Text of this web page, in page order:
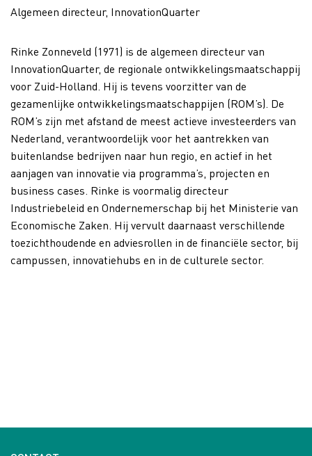
Algemeen directeur, InnovationQuarter
Rinke Zonneveld (1971) is de algemeen directeur van
InnovationQuarter, de regionale ontwikkelingsmaatschappij
voor Zuid-Holland. Hij is tevens voorzitter van de
gezamenlijke ontwikkelingsmaatschappijen (ROM’s). De
ROM’s zijn met afstand de meest actieve investeerders van
Nederland, verantwoordelijk voor het aantrekken van
buitenlandse bedrijven naar hun regio, en actief in het
aanjagen van innovatie via programma’s, projecten en
business cases. Rinke is voormalig directeur
Industriebeleid en Ondernemerschap bij het Ministerie van
Economische Zaken. Hij vervult daarnaast verschillende
toezichthoudende en adviesrollen in de financiële sector, bij
campussen, innovatiehubs en in de culturele sector.